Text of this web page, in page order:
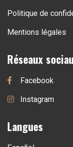
Politique de
Mentions légales
Réseaux
Facebook
Instagram
Langues